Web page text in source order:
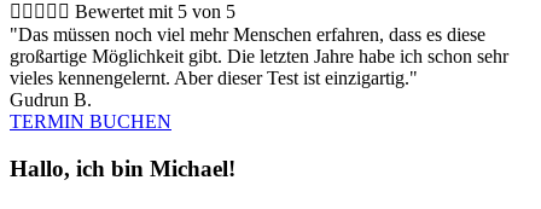
     Bewertet mit 5 von 5
"Das müssen noch viel mehr Menschen erfahren, dass es diese
großartige Möglichkeit gibt. Die letzten Jahre habe ich schon sehr
vieles kennengelernt. Aber dieser Test ist einzigartig."
Gudrun B.
TERMIN BUCHEN
Hallo, ich bin Michael!